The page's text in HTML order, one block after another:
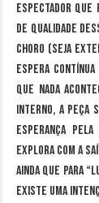
espectador que
de qualidade
choro (seja
espera
que nada
interno, a peça
esperança
explora com a
Ainda que para
Existe uma